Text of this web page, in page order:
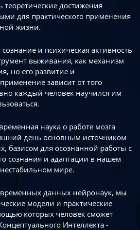
теоретические достижения
для практического применения
жизни.
сознание и психическая активность
выживания, как механизм
но его развитие и
зависит от того
каждый человек научился им
наука о работе мозга
день основным источником
базисом для осознанной работы с
сознания и адаптации в нашем
мире.
данных нейронаук, мы
модели и практические
которых человек сможет
Интеллекта -